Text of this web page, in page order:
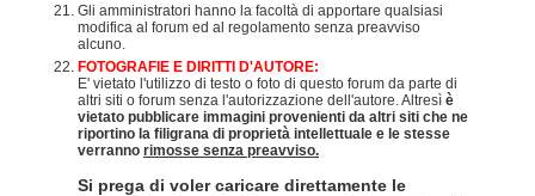
Gli amministratori hanno la facoltà di apportare qualsiasi
modifica al forum ed al regolamento senza preavviso
alcuno.
FOTOGRAFIE E DIRITTI D'AUTORE:
E' vietato l'utilizzo di testo o foto di questo forum da parte di
altri siti o forum senza l'autorizzazione dell'autore. Altresì è
vietato pubblicare immagini provenienti da altri siti che ne
riportino la filigrana di proprietà intellettuale e le stesse
verranno rimosse senza preavviso.
Si prega di voler caricare direttamente le